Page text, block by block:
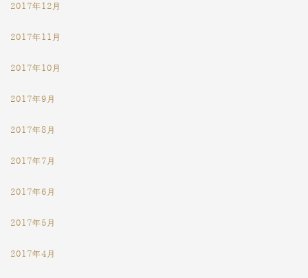
2017年12月
2017年11月
2017年10月
2017年9月
2017年8月
2017年7月
2017年6月
2017年5月
2017年4月